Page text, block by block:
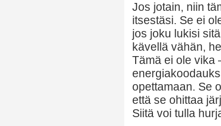
Jos jotain, niin
itsestäsi. Se ei
jos joku lukisi
kävellä vähän,
Tämä ei ole vika
opettamaan. Se
että se ohittaa
Siitä voi tulla